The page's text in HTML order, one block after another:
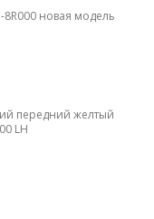
новая модель
передний желтый
LH